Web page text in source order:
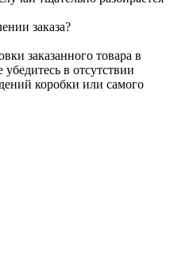
заказа?
заказанного товара в
в отсутствии
коробки или самого